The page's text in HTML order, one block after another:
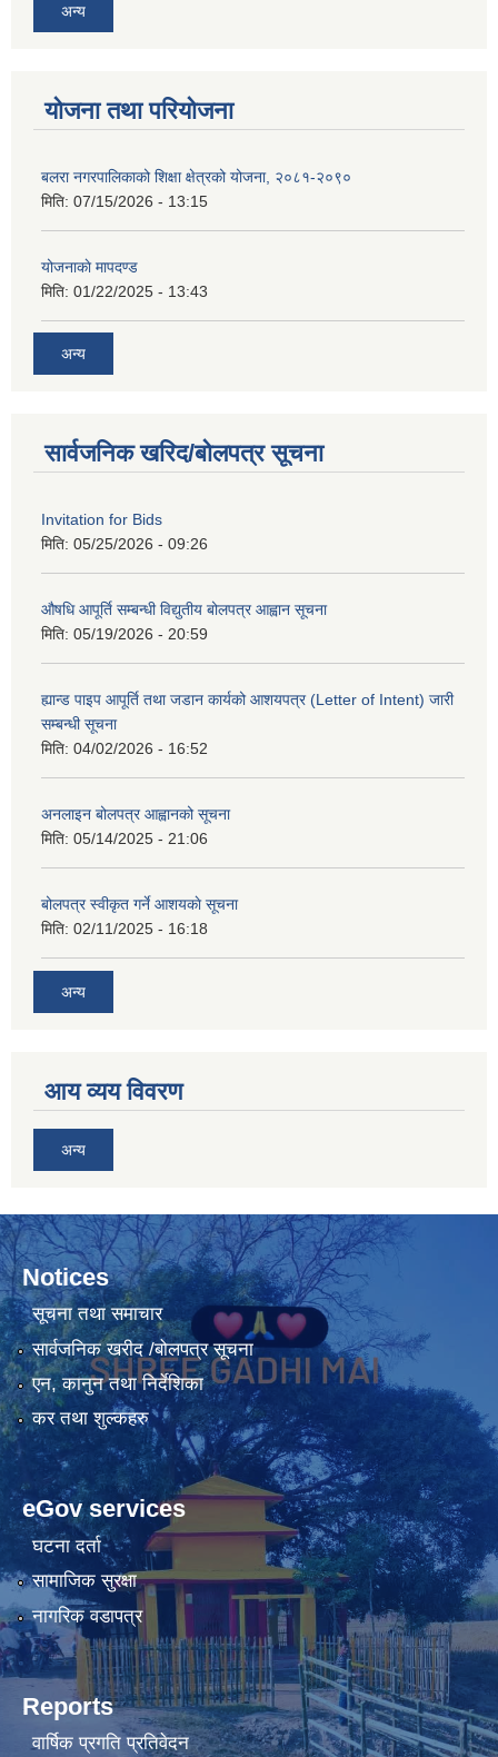
अन्य
योजना तथा परियोजना
बलरा नगरपालिकाको शिक्षा क्षेत्रको योजना, २०८१-२०९०
मिति: 07/15/2026 - 13:15
योजनाकाे मापदण्ड
मिति: 01/22/2025 - 13:43
अन्य
सार्वजनिक खरिद/बोलपत्र सूचना
Invitation for Bids
मिति: 05/25/2026 - 09:26
औषधि आपूर्ति सम्बन्धी विद्युतीय बोलपत्र आह्वान सूचना
मिति: 05/19/2026 - 20:59
ह्यान्ड पाइप आपूर्ति तथा जडान कार्यको आशयपत्र (Letter of Intent) जारी
सम्बन्धी सूचना
मिति: 04/02/2026 - 16:52
अनलाइन बोलपत्र आह्वानको सूचना
मिति: 05/14/2025 - 21:06
बोलपत्र स्वीकृत गर्ने आशयकाे सूचना
मिति: 02/11/2025 - 16:18
अन्य
आय व्यय विवरण
अन्य
Notices
सूचना तथा समाचार
सार्वजनिक खरीद /बोलपत्र सूचना
एन, कानुन तथा निर्देशिका
कर तथा शुल्कहरु
eGov services
घटना दर्ता
सामाजिक सुरक्षा
नागरिक वडापत्र
Reports
वार्षिक प्रगति प्रतिवेदन